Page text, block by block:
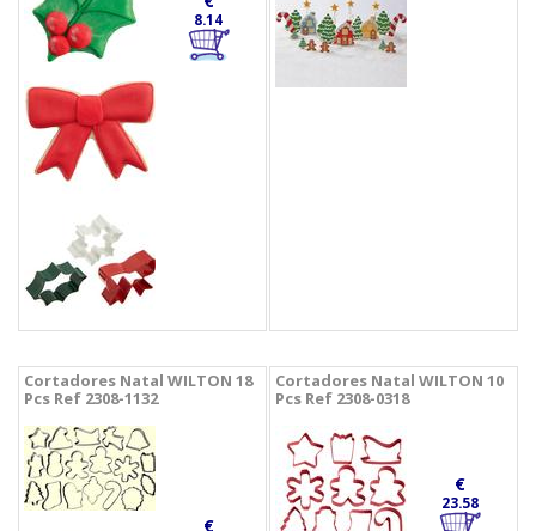
8.14
Cortadores Natal WILTON 18
Pcs Ref 2308-1132
€
Cortadores Natal WILTON 10
Pcs Ref 2308-0318
€
23.58